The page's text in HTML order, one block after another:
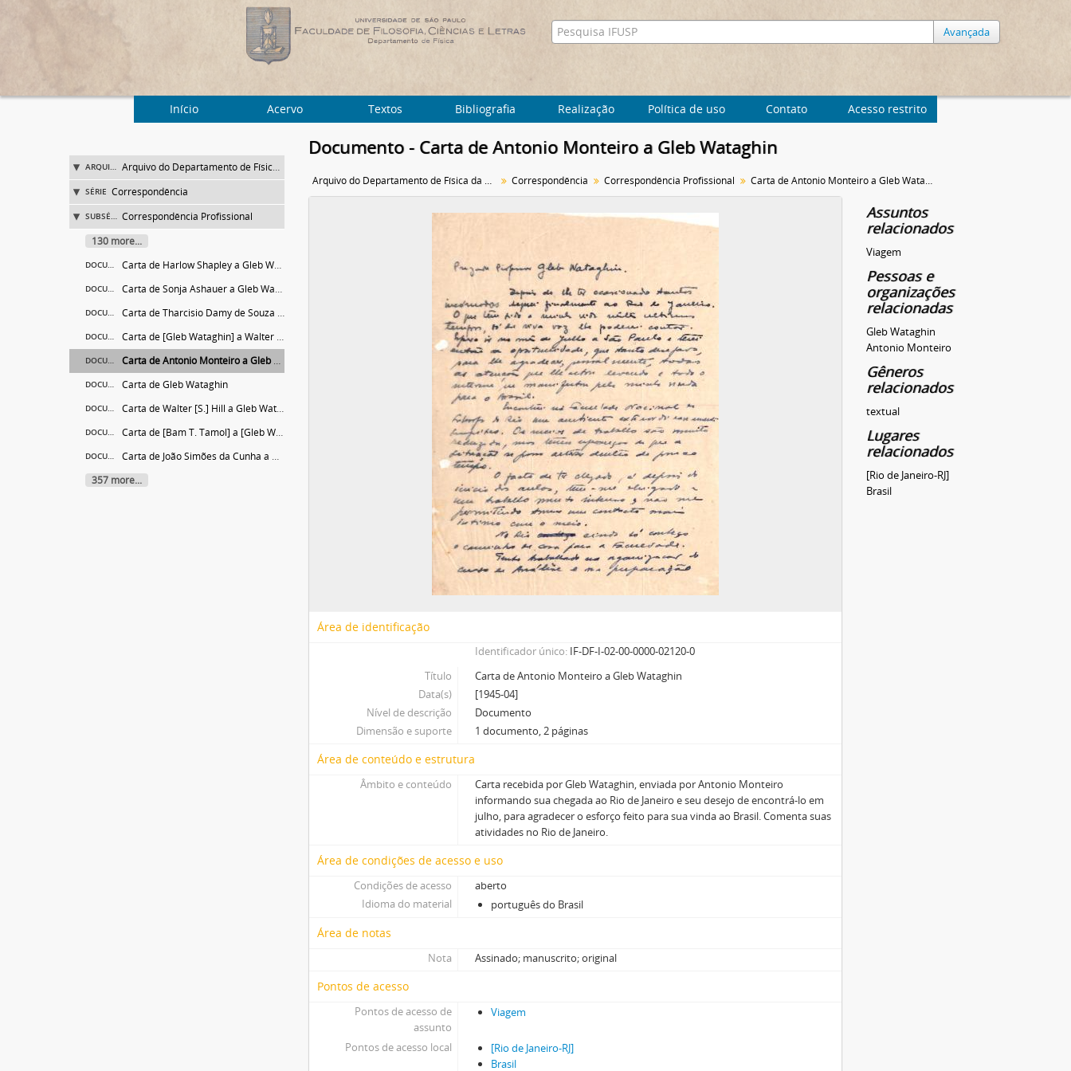
Avançada
Início Acervo Textos Bibliografia Realização Política de uso Contato Acesso restrito
ARQUIVO Arquivo do Departamento de Física da Faculdade de Filosofia (FFLC)
SÉRIE Correspondência
SUBSÉRIE Correspondência Profissional
130 more...
DOCUMENTO Carta de Harlow Shapley a Gleb Wataghin
DOCUMENTO Carta de Sonja Ashauer a Gleb Wataghin
DOCUMENTO Carta de Tharcisio Damy de Souza Santos a Gleb Wataghin
DOCUMENTO Carta de [Gleb Wataghin] a Walter [S.] Hill
DOCUMENTO Carta de Antonio Monteiro a Gleb Wataghin
DOCUMENTO Carta de Gleb Wataghin
DOCUMENTO Carta de Walter [S.] Hill a Gleb Wataghin
DOCUMENTO Carta de [Bam T. Tamol] a [Gleb Wataghin]
DOCUMENTO
Carta de João Simões da Cunha a Gleb Wataghin
357 more...
Documento - Carta de Antonio Monteiro a Gleb Wataghin
Arquivo do Departamento de Física da Faculdade de Filosofia (FFLC) Correspondência Correspondência Profissional Carta de Antonio Monteiro a Gleb Wataghin
Área de identificação
Identificador único IF-DF-I-02-00-0000-02120-0
Título
Carta de Antonio Monteiro a Gleb Wataghin
Data(s)
[1945-04]
Nível de descrição
Documento
Dimensão e suporte
1 documento, 2 páginas
Área de conteúdo e estrutura
Âmbito e conteúdo
Carta recebida por Gleb Wataghin, enviada por Antonio Monteiro
informando sua chegada ao Rio de Janeiro e seu desejo de encontrá-lo em
julho, para agradecer o esforço feito para sua vinda ao Brasil. Comenta suas
atividades no Rio de Janeiro.
Área de condições de acesso e uso
Condições de acesso
aberto
Idioma do material
português do Brasil
Área de notas
Nota Assinado; manuscrito; original
Pontos de acesso
Pontos de acesso de
assunto
Viagem
Pontos de acesso local
[Rio de Janeiro-RJ]
Brasil
Assuntos
relacionados
Viagem
Pessoas e
organizações
relacionadas
Gleb Wataghin
Antonio Monteiro
Gêneros
relacionados
textual
Lugares
relacionados
[Rio de Janeiro-RJ]
Brasil